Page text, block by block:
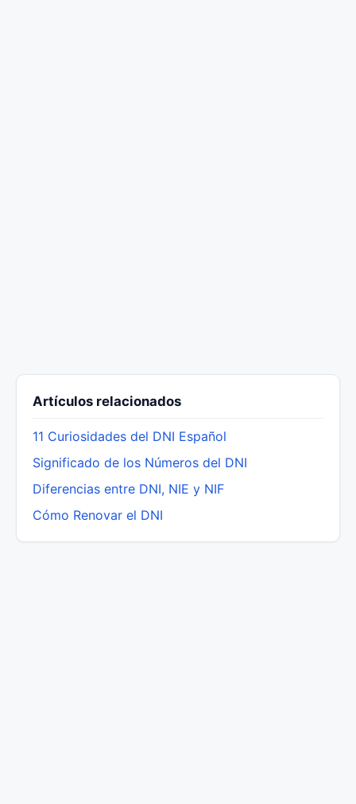
Artículos relacionados
11 Curiosidades del DNI Español
Significado de los Números del DNI
Diferencias entre DNI, NIE y NIF
Cómo Renovar el DNI